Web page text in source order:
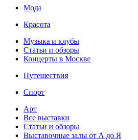
Мода
Красота
Музыка и клубы
Статьи и обзоры
Концерты в Москве
Путешествия
Спорт
Арт
Все выставки
Статьи и обзоры
Выставочные залы от А до Я